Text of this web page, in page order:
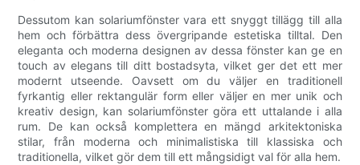
Dessutom kan solariumfönster vara ett snyggt tillägg till alla
hem och förbättra dess övergripande estetiska tilltal. Den
eleganta och moderna designen av dessa fönster kan ge en
touch av elegans till ditt bostadsyta, vilket ger det ett mer
modernt utseende. Oavsett om du väljer en traditionell
fyrkantig eller rektangulär form eller väljer en mer unik och
kreativ design, kan solariumfönster göra ett uttalande i alla
rum. De kan också komplettera en mängd arkitektoniska
stilar, från moderna och minimalistiska till klassiska och
traditionella, vilket gör dem till ett mångsidigt val för alla hem.